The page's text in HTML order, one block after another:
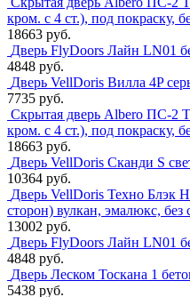
кром. с 4 ст.), под покраску,
18663 руб.
Дверь FlyDoors Лайн LN01
4848 руб.
Дверь VellDoris Вилла 4P
7735 руб.
Скрытая дверь Albero ПС-2
кром. с 4 ст.), под покраску,
18663 руб.
Дверь VellDoris Сканди S
10364 руб.
Дверь VellDoris Техно Блэк
сторон) вулкан, эмалюкс, без
13002 руб.
Дверь FlyDoors Лайн LN01
4848 руб.
Дверь Леском Тоскана 1
5438 руб.